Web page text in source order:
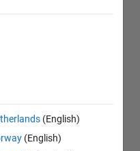
(English)
(English)